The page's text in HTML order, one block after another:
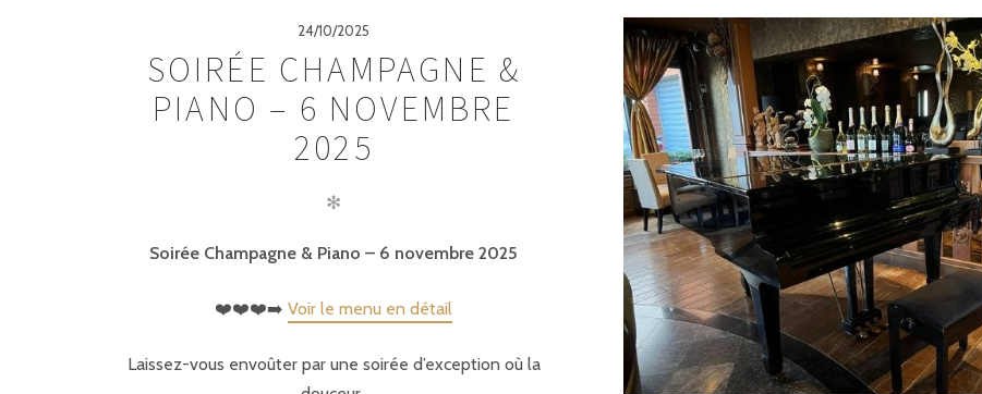
24/10/2025
SOIRÉE CHAMPAGNE &
PIANO – 6 NOVEMBRE
2025
✻
Soirée Champagne & Piano – 6 novembre 2025
❤️❤️❤️➡️Voir le menu en détail
Laissez-vous envoûter par une soirée d’exception où la